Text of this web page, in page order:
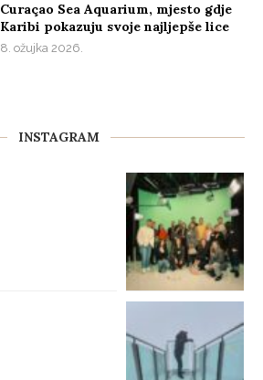
Curaçao Sea Aquarium, mjesto gdje
Karibi pokazuju svoje najljepše lice
8. ožujka 2026.
INSTAGRAM